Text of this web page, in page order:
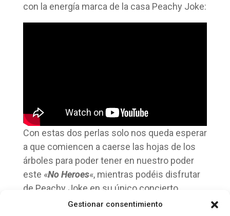
Gestionar consentimiento
con la energía marca de la casa Peachy Joke:
Con estas dos perlas solo nos queda esperar
a que comiencen a caerse las hojas de los
árboles para poder tener en nuestro poder
este «No Heroes«, mientras podéis disfrutar
de Peachy Joke en su único concierto
veraniego en elMundaka Festival.